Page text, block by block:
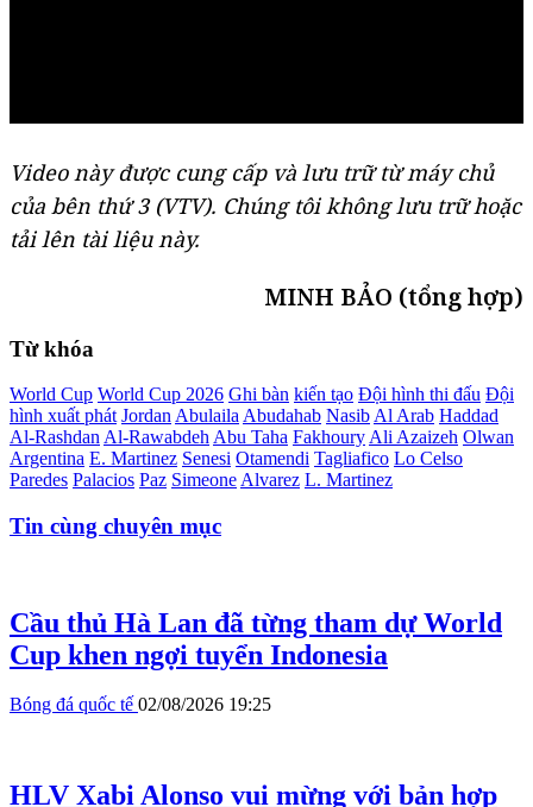
Video này được cung cấp và lưu trữ từ máy chủ
của bên thứ 3 (VTV). Chúng tôi không lưu trữ hoặc
tải lên tài liệu này.
MINH BẢO (tổng hợp)
Từ khóa
World Cup World Cup 2026 Ghi bàn kiến tạo Đội hình thi đấu Đội
hình xuất phát Jordan Abulaila Abudahab Nasib Al Arab Haddad
Al-Rashdan Al-Rawabdeh Abu Taha Fakhoury Ali Azaizeh Olwan
Argentina E. Martinez Senesi Otamendi Tagliafico Lo Celso
Paredes Palacios Paz Simeone Alvarez L. Martinez
Tin cùng chuyên mục
Cầu thủ Hà Lan đã từng tham dự World
Cup khen ngợi tuyển Indonesia
Bóng đá quốc tế 02/08/2026 19:25
HLV Xabi Alonso vui mừng với bản hợp